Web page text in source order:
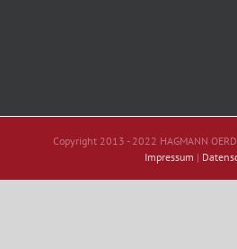
Copyright 2013 - 2022 HAGMANN
Impressum |